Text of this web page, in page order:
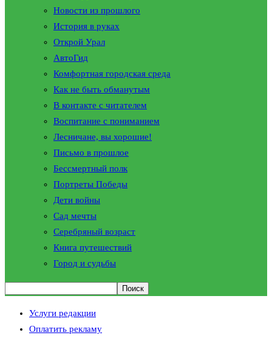
Новости из прошлого
История в руках
Открой Урал
АвтоГид
Комфортная городская среда
Как не быть обманутым
В контакте с читателем
Воспитание с пониманием
Лесничане, вы хорошие!
Письмо в прошлое
Бессмертный полк
Портреты Победы
Дети войны
Сад мечты
Серебряный возраст
Книга путешествий
Город и судьбы
Услуги редакции
Оплатить рекламу